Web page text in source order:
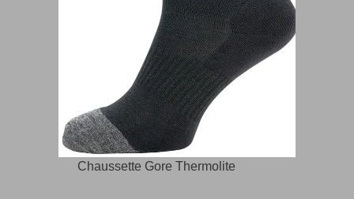
Chaussette Gore Thermolite